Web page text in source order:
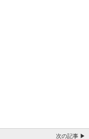
次の記事 ▶